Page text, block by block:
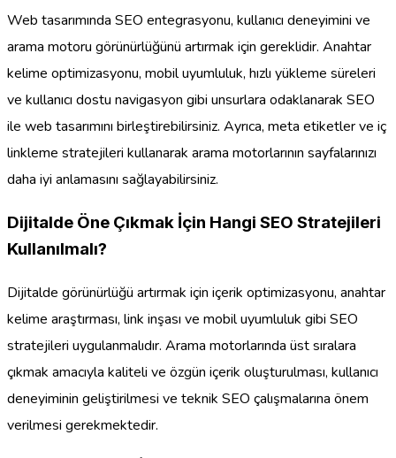
Web tasarımında SEO entegrasyonu, kullanıcı deneyimini ve
arama motoru görünürlüğünü artırmak için gereklidir. Anahtar
kelime optimizasyonu, mobil uyumluluk, hızlı yükleme süreleri
ve kullanıcı dostu navigasyon gibi unsurlara odaklanarak SEO
ile web tasarımını birleştirebilirsiniz. Ayrıca, meta etiketler ve iç
linkleme stratejileri kullanarak arama motorlarının sayfalarınızı
daha iyi anlamasını sağlayabilirsiniz.
Dijitalde Öne Çıkmak İçin Hangi SEO Stratejileri
Kullanılmalı?
Dijitalde görünürlüğü artırmak için içerik optimizasyonu, anahtar
kelime araştırması, link inşası ve mobil uyumluluk gibi SEO
stratejileri uygulanmalıdır. Arama motorlarında üst sıralara
çıkmak amacıyla kaliteli ve özgün içerik oluşturulması, kullanıcı
deneyiminin geliştirilmesi ve teknik SEO çalışmalarına önem
verilmesi gerekmektedir.